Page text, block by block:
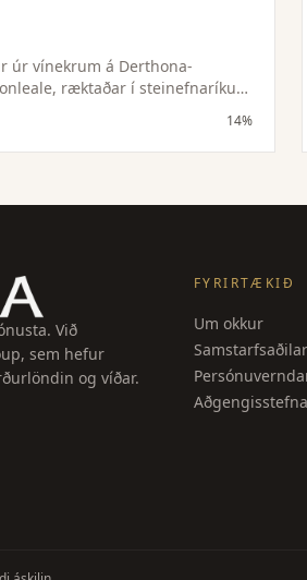
úr vínekrum á Derthona-
ræktaðar í steinefnaríkum
örloftslagi. Lítil uppskera gefur
ávöxt.
14%
Við
sem hefur
og víðar.
FYRIRTÆKIÐ
Um okkur
Samstarfsaðilar
Aðgengisstefna